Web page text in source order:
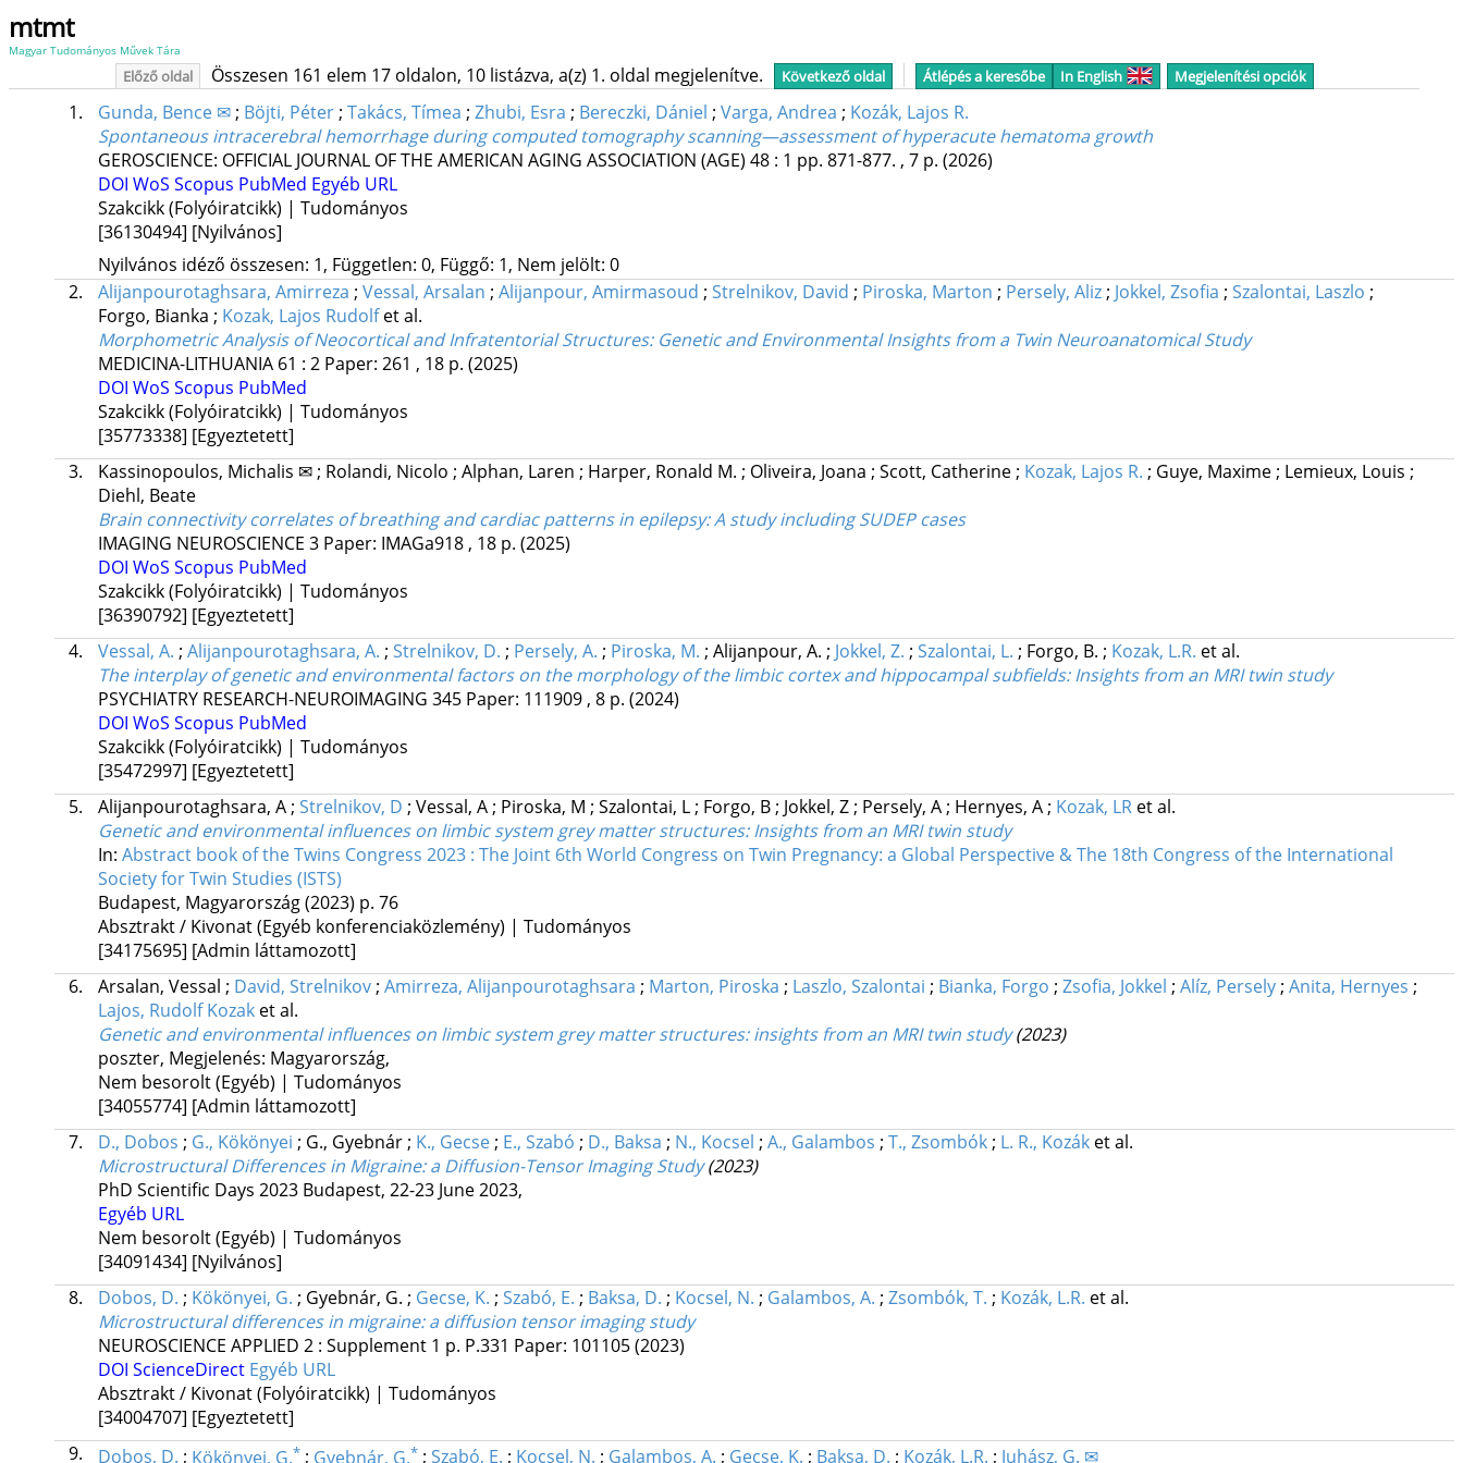
mtmt
Magyar Tudományos Művek Tára
Előző oldal Összesen 161 elem 17 oldalon, 10 listázva, a(z) 1. oldal megjelenítve. Következő oldal Átlépés a keresőbe In English Megjelenítési opciók
1. Gunda, Bence ✉; Böjti, Péter; Takács, Tímea ; Zhubi, Esra ; Bereczki, Dániel ; Varga, Andrea ; Kozák, Lajos R.
Spontaneous intracerebral hemorrhage during computed tomography scanning—assessment of hyperacute hematoma growth
GEROSCIENCE: OFFICIAL JOURNAL OF THE AMERICAN AGING ASSOCIATION (AGE) 48: 1 pp. 871-877. , 7 p. (2026)
DOI WoS Scopus PubMed Egyéb URL
Szakcikk (Folyóiratcikk) | Tudományos
[36130494] [Nyilvános]
Nyilvános idéző összesen: 1, Független: 0, Függő: 1, Nem jelölt: 0
2.
Alijanpourotaghsara, Amirreza ; Vessal, Arsalan ; Alijanpour, Amirmasoud ; Strelnikov, David ; Piroska, Marton ; Persely, Aliz; Jokkel, Zsofia ; Szalontai, Laszlo ;
Forgo, Bianka ; Kozak, Lajos Rudolf et al.
Morphometric Analysis of Neocortical and Infratentorial Structures: Genetic and Environmental Insights from a Twin Neuroanatomical Study
MEDICINA-LITHUANIA 61 : 2 Paper: 261 , 18 p. (2025)
DOI WoS Scopus PubMed
Szakcikk (Folyóiratcikk) | Tudományos
[35773338] [Egyeztetett]
3.
Kassinopoulos, Michalis ✉; Rolandi, Nicolo ; Alphan, Laren ; Harper, Ronald M. ; Oliveira, Joana ; Scott, Catherine; Kozak, Lajos R. ; Guye, Maxime; Lemieux, Louis ;
Diehl, Beate
Brain connectivity correlates of breathing and cardiac patterns in epilepsy: A study including SUDEP cases
IMAGING NEUROSCIENCE 3 Paper: IMAGa918 , 18 p. (2025)
DOI WoS Scopus PubMed
Szakcikk (Folyóiratcikk) | Tudományos
[36390792] [Egyeztetett]
4.
Vessal, A. ; Alijanpourotaghsara, A. ; Strelnikov, D. ; Persely, A. ; Piroska, M. ; Alijanpour, A. ; Jokkel, Z. ; Szalontai, L. ; Forgo, B. ; Kozak, L.R. et al.
The interplay of genetic and environmental factors on the morphology of the limbic cortex and hippocampal subfields: Insights from an MRI twin study
PSYCHIATRY RESEARCH-NEUROIMAGING 345 Paper: 111909 , 8 p. (2024)
DOI WoS Scopus PubMed
Szakcikk (Folyóiratcikk) | Tudományos
[35472997] [Egyeztetett]
5.
Alijanpourotaghsara, A; Strelnikov, D ; Vessal, A; Piroska, M ; Szalontai, L; Forgo, B; Jokkel, Z; Persely, A; Hernyes, A; Kozak, LR et al.
Genetic and environmental influences on limbic system grey matter structures: Insights from an MRI twin study
In: Abstract book of the Twins Congress 2023 : The Joint 6th World Congress on Twin Pregnancy: a Global Perspective & The 18th Congress of the International
Society for Twin Studies (ISTS)
Budapest, Magyarország(2023) p. 76
Absztrakt / Kivonat (Egyéb konferenciaközlemény) | Tudományos
[34175695] [Admin láttamozott]
6.
Arsalan, Vessal ; David, Strelnikov; Amirreza, Alijanpourotaghsara ; Marton, Piroska ; Laszlo, Szalontai ; Bianka, Forgo ; Zsofia, Jokkel ; Alíz, Persely; Anita, Hernyes ;
Lajos, Rudolf Kozak et al.
Genetic and environmental influences on limbic system grey matter structures: insights from an MRI twin study (2023)
poszter, Megjelenés: Magyarország,
Nem besorolt (Egyéb) | Tudományos
[34055774] [Admin láttamozott]
7.
D., Dobos ; G., Kökönyei ; G., Gyebnár; K., Gecse; E., Szabó ; D., Baksa ; N., Kocsel ; A., Galambos ; T., Zsombók; L. R., Kozák et al.
Microstructural Differences in Migraine: a Diffusion-Tensor Imaging Study (2023)
PhD Scientific Days 2023 Budapest, 22-23 June 2023,
Egyéb URL
Nem besorolt (Egyéb) | Tudományos
[34091434] [Nyilvános]
8.
Dobos, D. ; Kökönyei, G. ; Gyebnár, G. ; Gecse, K. ; Szabó, E. ; Baksa, D. ; Kocsel, N. ; Galambos, A. ; Zsombók, T. ; Kozák, L.R. et al.
Microstructural differences in migraine: a diffusion tensor imaging study
NEUROSCIENCE APPLIED 2: Supplement 1 p. P.331 Paper: 101105(2023)
DOI ScienceDirect Egyéb URL
Absztrakt / Kivonat (Folyóiratcikk) | Tudományos
[34004707] [Egyeztetett]
9.
Dobos, D. ; Kökönyei, G.* ; Gyebnár, G.* ; Szabó, E. ; Kocsel, N. ; Galambos, A. ; Gecse, K. ; Baksa, D. ; Kozák, L.R. ; Juhász, G. ✉